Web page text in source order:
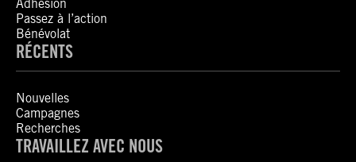
Adhésion
Passez à l’action
Bénévolat
RÉCENTS
Nouvelles
Campagnes
Recherches
TRAVAILLEZ AVEC NOUS